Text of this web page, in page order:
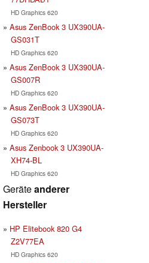
HD Graphics 620
Asus ZenBook 3 UX390UA-
GS031T
HD Graphics 620
Asus ZenBook 3 UX390UA-
GS007R
HD Graphics 620
Asus ZenBook 3 UX390UA-
GS073T
HD Graphics 620
Asus Zenbook 3 UX390UA-
XH74-BL
HD Graphics 620
Geräteanderer
Hersteller
HP Elitebook 820 G4
Z2V77EA
HD Graphics 620